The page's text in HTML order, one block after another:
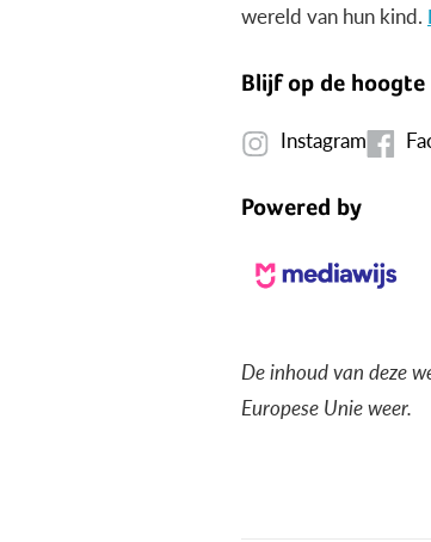
wereld van hun kind.
Blijf op de hoogte
Instagram
Powered by
De inhoud van deze
Europese Unie weer.